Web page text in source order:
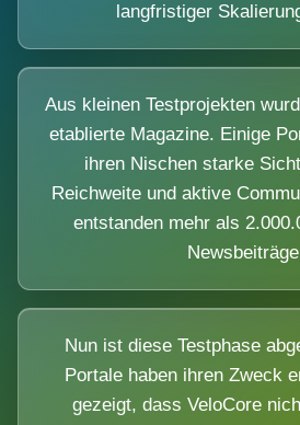
langfristiger
Aus kleinen Testprojekten
etablierte Magazine. Einige
ihren Nischen starke
Reichweite und aktive
entstanden mehr als
Nun ist diese Testphase
Portale haben ihren Zweck
gezeigt, dass VeloCore